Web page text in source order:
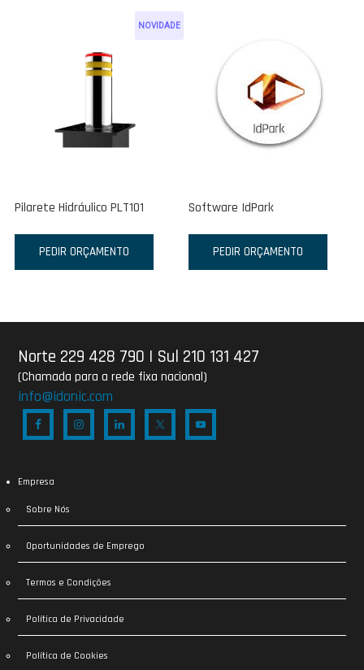
NOVIDADE
Pilarete Hidráulico PLT101
PEDIR ORÇAMENTO
Software IdPark
PEDIR ORÇAMENTO
Norte 229 428 790 | Sul 210 131 427
(Chamada para a rede fixa nacional)
info@idonic.com
Empresa
Sobre Nós
Oportunidades de Emprego
Termos e Condições
Política de Privacidade
Política de Cookies